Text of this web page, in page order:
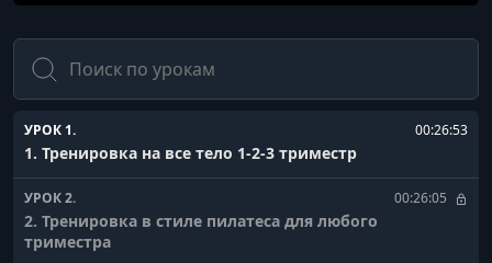
Поиск
УРОК 1. 00:26:53
1. Тренировка на все тело 1-2-3 триместр
УРОК 2. 00:26:05
2. Тренировка в стиле пилатеса для любого
триместра